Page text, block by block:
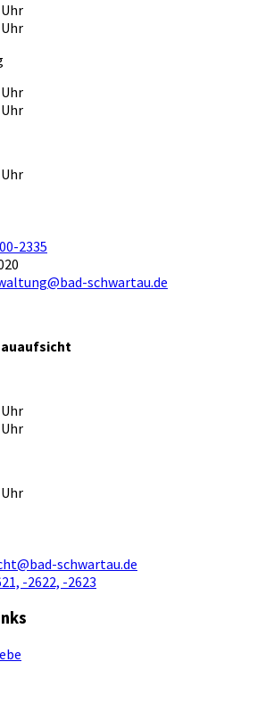
2335
schwartau.de
schwartau.de
-2622, -2623